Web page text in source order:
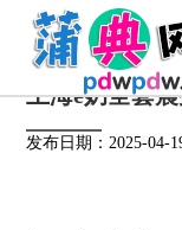
上海e奶全套
发布日期：2025-